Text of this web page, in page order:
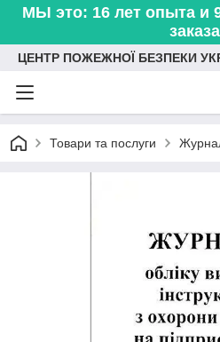
МЫ это: 16 лет опыта и
ЦЕНТР ПОЖЕЖНОЇ БЕЗПЕКИ
Товари та послуги